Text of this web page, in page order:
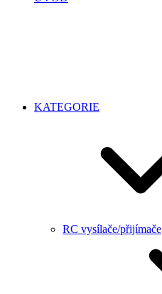
KATEGORIE
RC vysílače/přijímače